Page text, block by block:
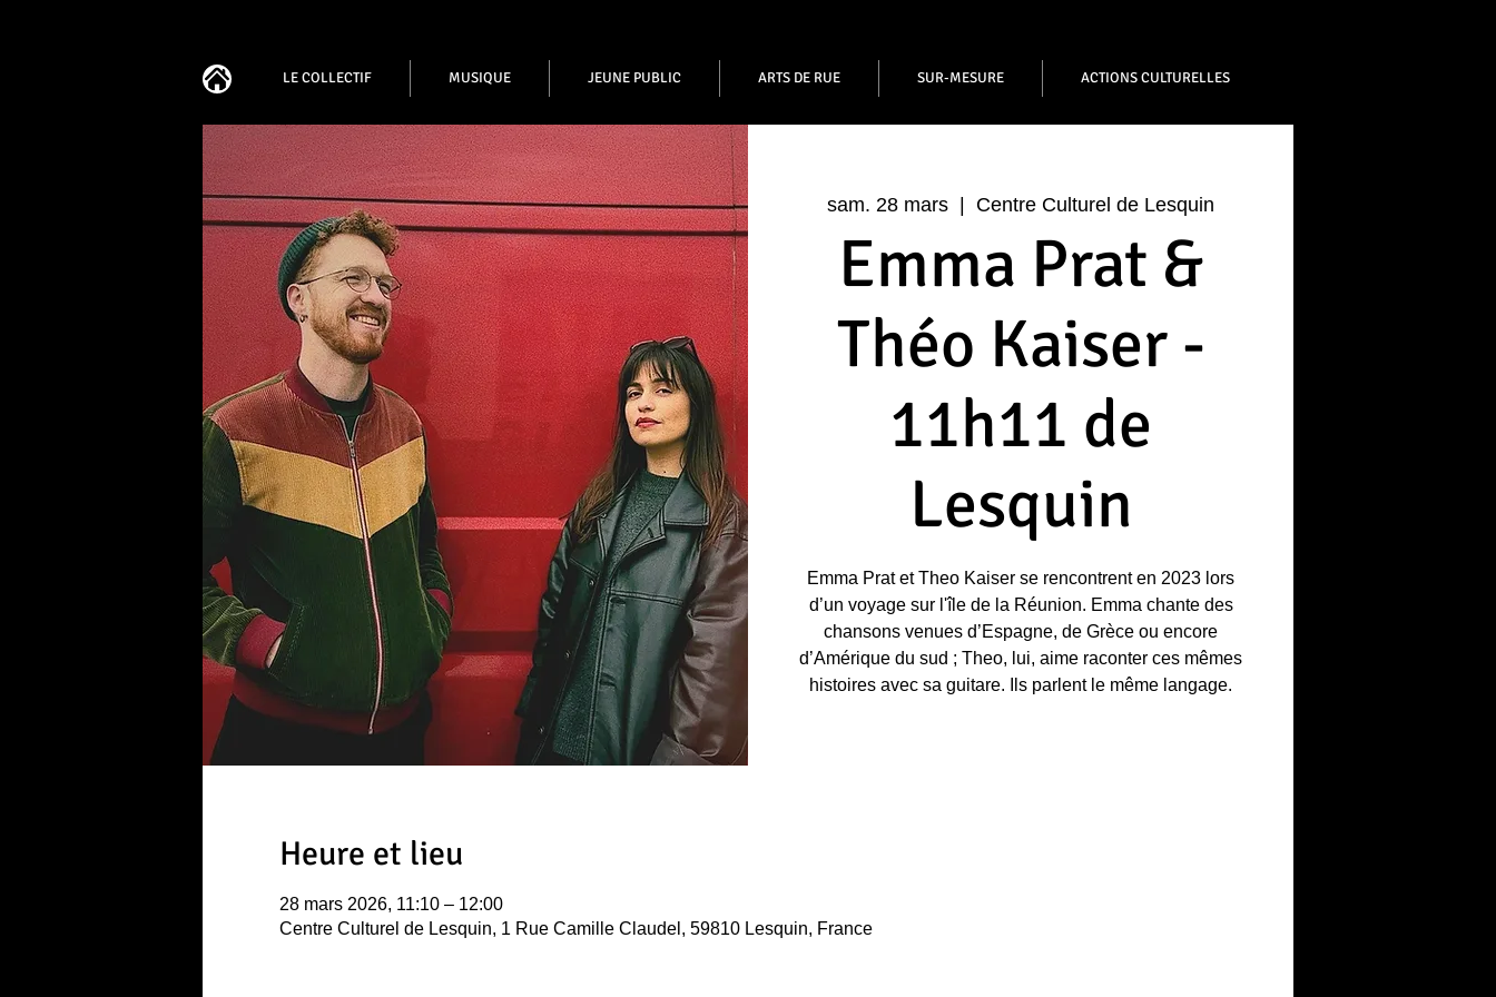
LE COLLECTIF MUSIQUE JEUNE PUBLIC ARTS DE RUE SUR-MESURE ACTIONS CULTURELLES
sam. 28 mars Centre Culturel de Lesquin
Emma Prat &
Théo Kaiser -
11h11 de
Lesquin
Emma Prat et Theo Kaiser se rencontrent en 2023 lors
d’un voyage sur l'île de la Réunion. Emma chante des
chansons venues d’Espagne, de Grèce ou encore
d’Amérique du sud ; Theo, lui, aime raconter ces mêmes
histoires avec sa guitare. Ils parlent le même langage.
Heure et lieu
28 mars 2026, 11:10 – 12:00
Centre Culturel de Lesquin, 1 Rue Camille Claudel, 59810 Lesquin, France